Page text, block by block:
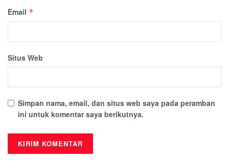
Email *
Situs Web
Simpan nama, email, dan situs web saya pada peramban
ini untuk komentar saya berikutnya.